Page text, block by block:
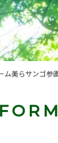
ム美らサンゴ